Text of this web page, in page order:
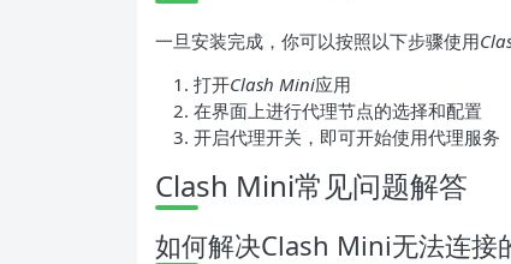
一旦安装完成，你可以按照以下步骤使用
打开Clash Mini应用
在界面上进行代理节点的选择和配置
开启代理开关，即可开始使用代理服务
Clash Mini常见问题解答
如何解决Clash Mini无法连接